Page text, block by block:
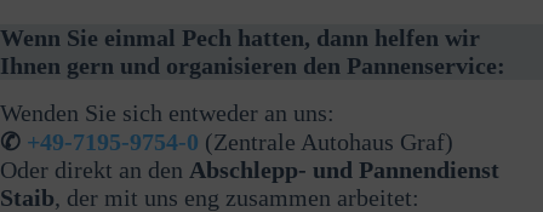
Wenn Sie einmal Pech hatten, dann helfen wir
Ihnen gern und organisieren den Pannenservice:
Wenden Sie sich entweder an uns:
✆ +49-7195-9754-0 (Zentrale Autohaus Graf)
Oder direkt an den Abschlepp- und Pannendienst
Staib, der mit uns eng zusammen arbeitet: